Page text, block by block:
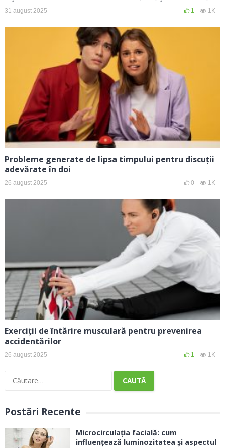
31 august 2025 1 1K
Probleme generate de lipsa timpului pentru discuții
adevărate în doi
26 august 2025 0 1K
Exerciții de întărire musculară pentru prevenirea
accidentărilor
26 august 2025 1 1K
Caută
Postări Recente
Microcirculația facială: cum
influențează luminozitatea și aspectul